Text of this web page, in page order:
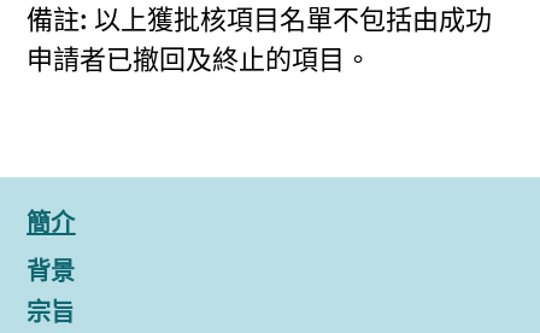
備註: 以上獲批核項目名單不包括由成功
申請者已撤回及終止的項目。
簡介
背景
宗旨